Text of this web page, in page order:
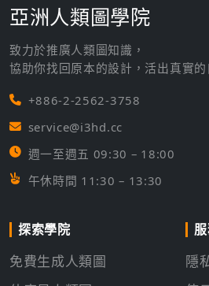
亞洲人類圖學院
致力於推廣人類圖知識，
協助你找回原本的設計，活出真實的
+886-2-2562-3758
service@i3hd.cc
週一至週五 09:30 – 18:00
午休時間 11:30 – 13:30
探索學院
免費生成人類圖
隱